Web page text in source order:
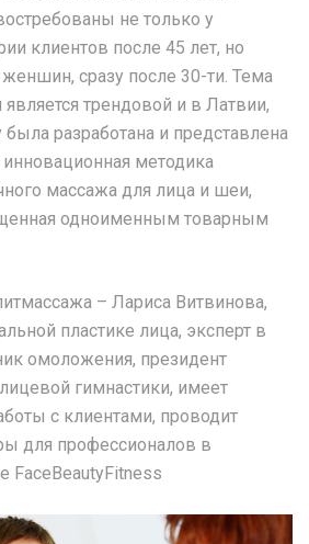
не только у
клиентов после 45 лет, но
сразу после 30-ти. Тема
трендовой и в Латвии,
разработана и представлена
методика
массажа для лица и шеи,
одноименным товарным
– Лариса Витвинова,
пластике лица, эксперт в
омоложения, президент
гимнастики, имеет
с клиентами, проводит
для профессионалов в
FaceBeautyFitness